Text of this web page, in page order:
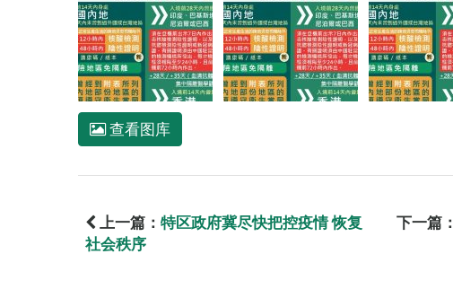
查看图库
上一篇： 特区政府冀尽快把控疫情 恢复
社会秩序
下一篇：